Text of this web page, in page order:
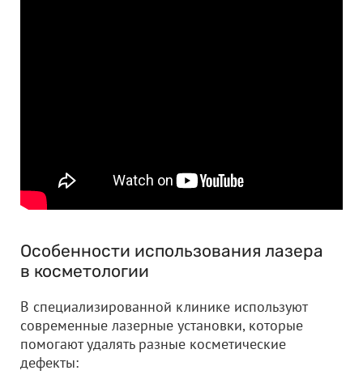
Особенности использования лазера
в косметологии
В специализированной клинике используют
современные лазерные установки, которые
помогают удалять разные косметические
дефекты: